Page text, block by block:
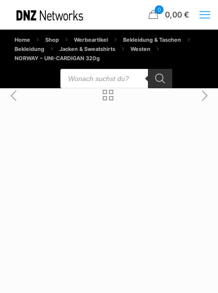
0 0,00 €
Home Shop Werbeartikel
Bekleidung & Taschen
Bekleidung
Jacken & Sweatshirts
Westen
NORWAY – UNI-CARDIGAN 320g
Products
search